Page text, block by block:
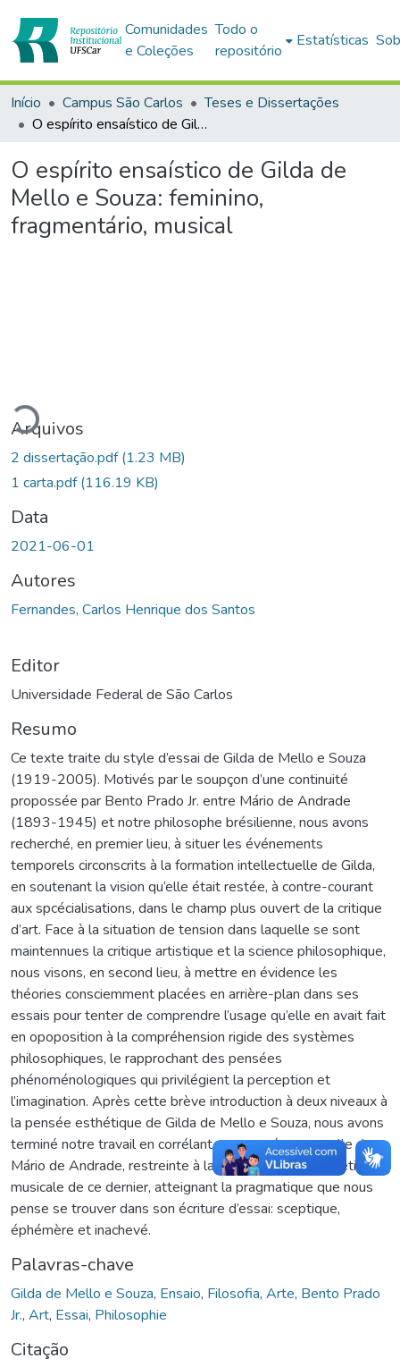
Comunidades
e Coleções
Todo o
repositório
Estatísticas
Início Campus São Carlos
Teses e Dissertações
O espírito ensaístico de Gilda de Mello e Souza: feminino, fragmentário, musical
O espírito ensaístico de Gilda de
Mello e Souza: feminino,
fragmentário, musical
Arquivos
2 dissertação.pdf(1.23 MB)
1 carta.pdf(116.19 KB)
Data
2021-06-01
Autores
Fernandes, Carlos Henrique dos Santos
Editor
Universidade Federal de São Carlos
Resumo
Ce texte traite du style d’essai de Gilda de Mello e Souza
(1919-2005). Motivés par le soupçon d’une continuité
propossée par Bento Prado Jr. entre Mário de Andrade
(1893-1945) et notre philosophe brésilienne, nous avons
recherché, en premier lieu, à situer les événements
temporels circonscrits à la formation intellectuelle de Gilda,
en soutenant la vision qu’elle était restée, à contre-courant
aux spcécialisations, dans le champ plus ouvert de la critique
d’art. Face à la situation de tension dans laquelle se sont
maintennues la critique artistique et la science philosophique,
nous visons, en second lieu, à mettre en évidence les
théories consciemment placées en arrière-plan dans ses
essais pour tenter de comprendre l’usage qu’elle en avait fait
en opoposition à la compréhension rigide des systèmes
philosophiques, le rapprochant des pensées
phénoménologiques qui privilégient la perception et
l’imagination. Après cette brève introduction à deux niveaux à
la pensée esthétique de Gilda de Mello e Souza, nous avons
terminé notre travail en corrélant sas pensée avec celle de
Mário de Andrade, restreinte à la conception de l’esthétique
musicale de ce dernier, atteignant la pragmatique que nous
pense se trouver dans son écriture d’essai: sceptique,
éphémère et inachevé.
Palavras-chave
Gilda de Mello e Souza, Ensaio, Filosofia, Arte, Bento Prado
Jr., Art, Essai, Philosophie
Citação